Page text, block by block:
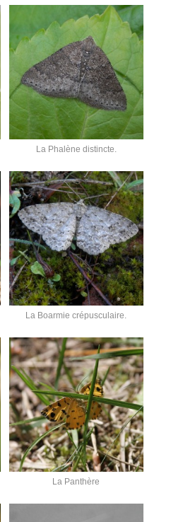
La Phalène distincte.
La Boarmie crépusculaire.
La Panthère